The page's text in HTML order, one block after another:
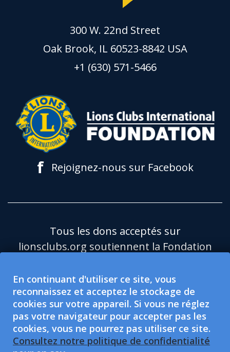
En continuant d'utiliser ce site, vous
reconnaissez et acceptez le stockage de
cookies sur votre appareil. Si vous ne réglez
pas votre navigateur pour accepter pas les
cookies, vous ne pourrez pas utiliser ce site.
Consultez notre politique de confidentialité
300 W. 22nd Street
Oak Brook, IL 60523-8842 USA
+1 (630) 571-5466
f Rejoignez-nous sur Facebook
Tous les dons acceptés sur
lionsclubs.org soutiennent la Fondation
est une organisation caritative publique
501(c)(3) exonérée d'impôt.Le Lions
Clubs International (LCI) est une
organisation de protection sociale
exonérée d'impôt de type 501(c)(4), non